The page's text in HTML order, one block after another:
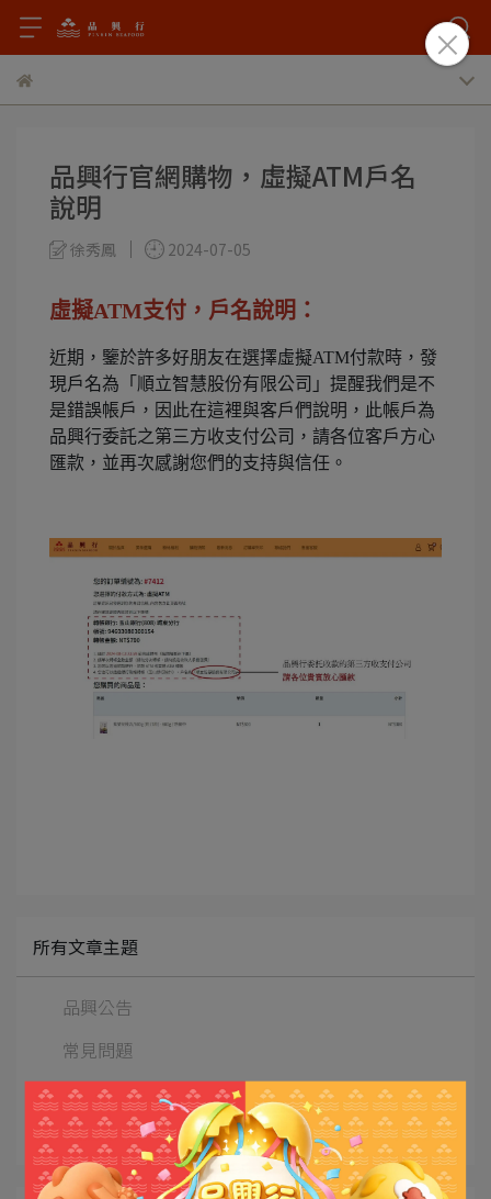
品興行官網購物，虛擬ATM戶名
說明
徐秀鳳 2024-07-05
虛擬ATM支付，戶名說明：
近期，鑒於許多好朋友在選擇虛擬ATM付款時，發
現戶名為「順立智慧股份有限公司」提醒我們是不
是錯誤帳戶，因此在這裡與客戶們說明，此帳戶為
品興行委託之第三方收支付公司，請各位客戶方心
匯款，並再次感謝您們的支持與信任。
所有文章主題
品興公告
常見問題
美食物語
心繫澎湖